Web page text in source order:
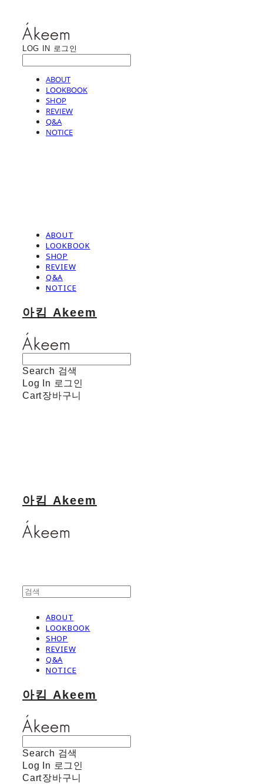
LOG IN 로그인
ABOUT
LOOKBOOK
SHOP
REVIEW
Q&A
NOTICE
ABOUT
LOOKBOOK
SHOP
REVIEW
Q&A
NOTICE
아킴 Akeem
Search 검색
Log In 로그인
Cart장바구니
아킴 Akeem
ABOUT
LOOKBOOK
SHOP
REVIEW
Q&A
NOTICE
아킴 Akeem
Search 검색
Log In 로그인
Cart장바구니